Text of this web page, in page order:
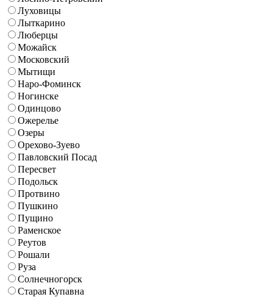
Луховицы
Лыткарино
Люберцы
Можайск
Московский
Мытищи
Наро-Фоминск
Ногинске
Одинцово
Ожерелье
Озеры
Орехово-Зуево
Павловский Посад
Пересвет
Подольск
Протвино
Пушкино
Пущино
Раменское
Реутов
Рошали
Руза
Солнечногорск
Старая Купавна